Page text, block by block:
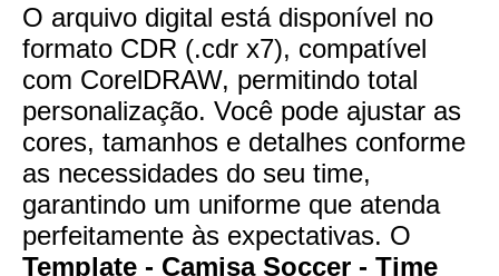
O arquivo digital está disponível no
formato CDR (.cdr x7), compatível
com CorelDRAW, permitindo total
personalização. Você pode ajustar as
cores, tamanhos e detalhes conforme
as necessidades do seu time,
garantindo um uniforme que atenda
perfeitamente às expectativas. O
Template - Camisa Soccer - Time